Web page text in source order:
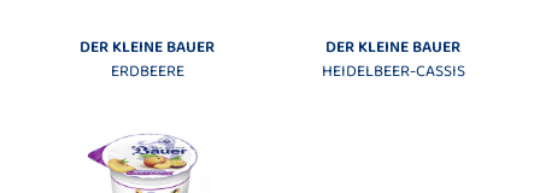
DER KLEINE BAUER
ERDBEERE
DER KLEINE BAUER
HEIDELBEER-CASSIS